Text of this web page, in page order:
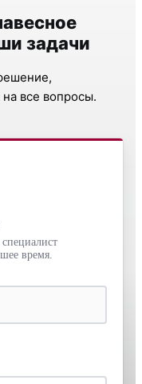
задачи
все вопросы.
время.